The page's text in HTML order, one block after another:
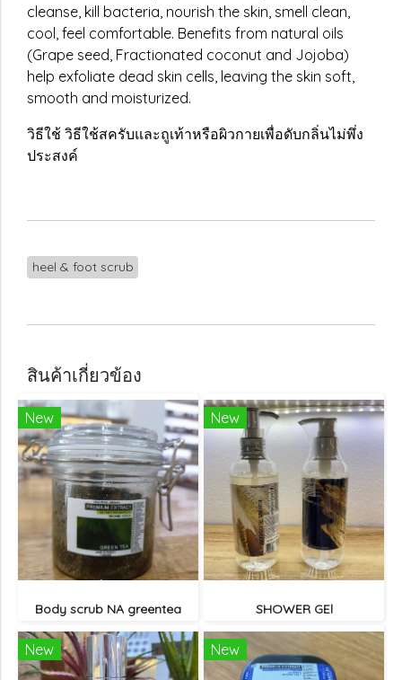
cleanse, kill bacteria, nourish the skin, smell clean,
cool, feel comfortable. Benefits from natural oils
(Grape seed, Fractionated coconut and Jojoba)
help exfoliate dead skin cells, leaving the skin soft,
smooth and moisturized.
วิธีใช้ วิธีใช้สครับและถูเท้าหรือผิวกายเพื่อดับกลิ่นไม่พึ่ง
ประสงค์
heel & foot scrub
สินค้าเกี่ยวข้อง
New
Body scrub NA greentea
New
SHOWER GEl
New New